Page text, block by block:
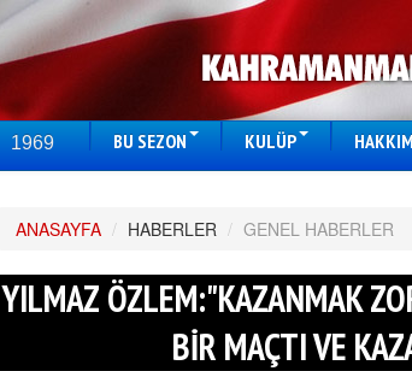
1969 BU SEZON KULÜP
ANASAYFA / HABERLER / GENEL HABERLER
YILMAZ ÖZLEM:"KAZANMAK
BİR MAÇTI VE